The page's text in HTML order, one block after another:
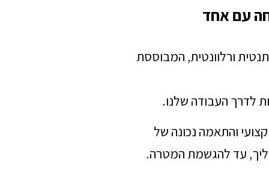
עם אחד
ורלוונטית, המבוססת
לדרך העבודה שלנו.
והתאמה נכונה של
עד להגשמת המטרה.